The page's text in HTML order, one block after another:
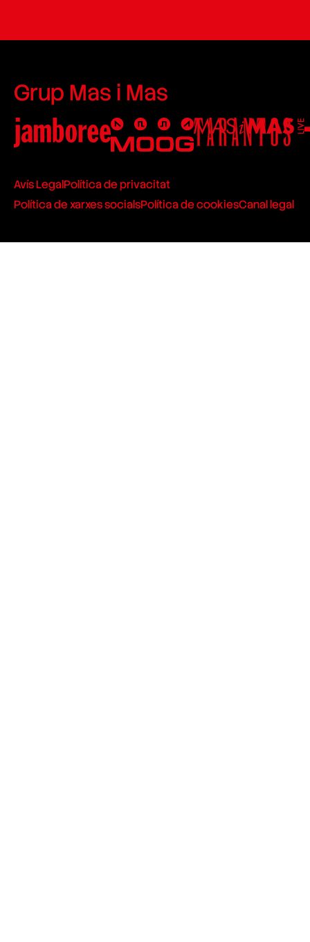
Grup Mas i Mas
Avís LegalPolítica de privacitat
Política de xarxes socialsPolítica de cookiesCanal legal